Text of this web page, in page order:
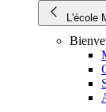
L'école